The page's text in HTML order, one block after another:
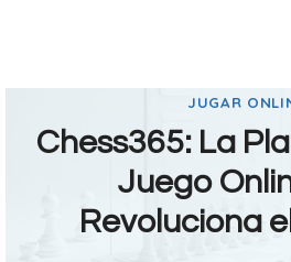
JUGAR
Chess365: La
Juego
Revoluciona